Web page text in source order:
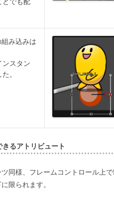
とでも配
み込みは
ンスタン
。
るアトリビュート
同様、フレームコントロール上で
限られます。